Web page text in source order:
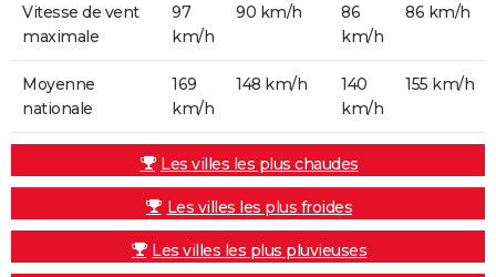
Vitesse de vent
maximale
97
km/h
90 km/h
86
km/h
86 km/h
Moyenne
nationale
169
km/h
148 km/h
140
km/h
155 km/h
Les villes les plus chaudes
Les villes les plus froides
Les villes les plus pluvieuses